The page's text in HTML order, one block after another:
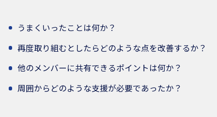
うまくいったことは何か？
再度取り組むとしたらどのような点を改善するか？
他のメンバーに共有できるポイントは何か？
周囲からどのような支援が必要であったか？